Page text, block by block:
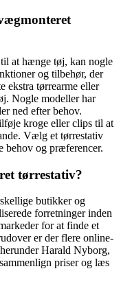
at hænge tøj, kan nogle
og tilbehør, der
ekstra tørrearme eller
Nogle modeller har
ned efter behov.
kroge eller clips til at
Vælg et tørrestativ
behov og præferencer.
tørrestativ?
butikker og
forretninger inden
for at finde et
er der flere online-
Harald Nyborg,
priser og læs